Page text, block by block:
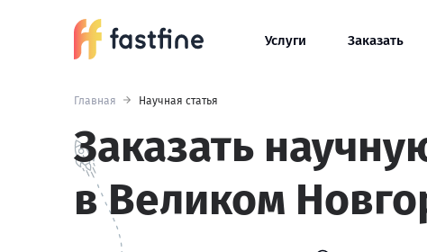
Услуги Заказать
Главная Научная статья
Заказать
в Великом